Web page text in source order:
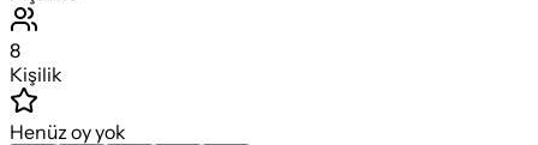
8
Kişilik
Henüz oy yok